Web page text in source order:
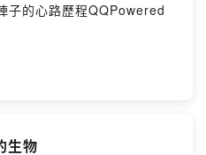
子的心路歷程QQPowered
生物